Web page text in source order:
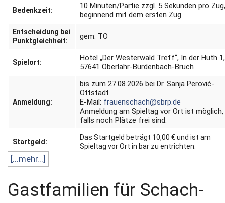
Bedenkzeit:
10 Minuten/Partie zzgl. 5 Sekunden pro
beginnend mit dem ersten Zug.
Entscheidung bei
Punktgleichheit:
gem. TO
Spielort:
Hotel „Der Westerwald Treff“, In der Huth 1,
57641 Oberlahr-Bürdenbach-Bruch
Anmeldung:
bis zum 27.08.2026 bei Dr. Sanja Perović-
Ottstadt
E-Mail: frauenschach@sbrp.de
Anmeldung am Spieltag vor Ort ist möglich,
falls noch Plätze frei sind.
Startgeld:
Das Startgeld beträgt 10,00 € und ist am
Spieltag vor Ort in bar zu entrichten.
[...mehr...]
Gastfamilien für Schach-